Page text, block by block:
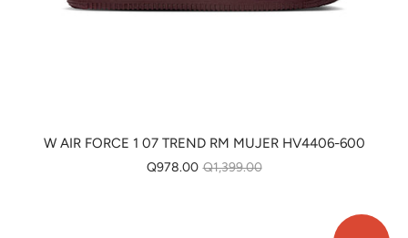
W AIR FORCE 1 07 TREND RM MUJER HV4406-600
Q978.00 Q1,399.00